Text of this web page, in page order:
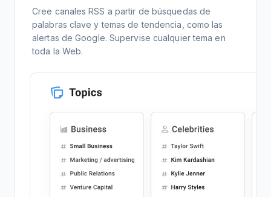
Cree canales RSS a partir de búsquedas de
palabras clave y temas de tendencia, como las
alertas de Google. Supervise cualquier tema en
toda la Web.